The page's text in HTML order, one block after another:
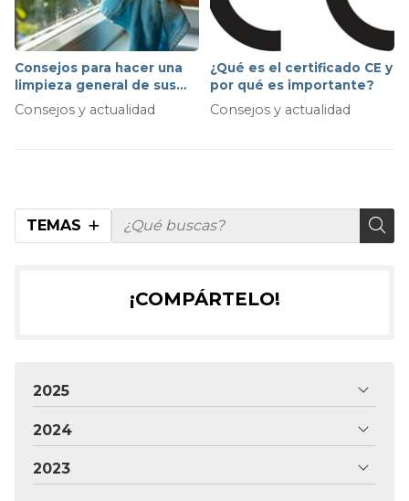
TEMAS
Consejos para hacer una
limpieza general de sus
ventanas eficaz
Consejos y actualidad
¿Qué es el certificado CE y
por qué es importante?
Consejos y actualidad
¡COMPÁRTELO!
2025
2024
2023